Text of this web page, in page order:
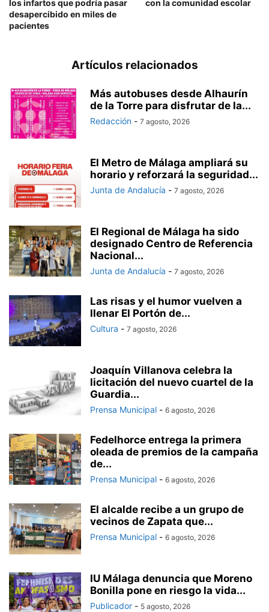
los infartos que podría pasar
desapercibido en miles de
pacientes
con la comunidad escolar
Artículos relacionados
Más autobuses desde Alhaurín
de la Torre para disfrutar de la...
Redacción - 7 agosto, 2026
El Metro de Málaga ampliará su
horario y reforzará la seguridad...
Junta de Andalucía - 7 agosto, 2026
El Regional de Málaga ha sido
designado Centro de Referencia
Nacional...
Junta de Andalucía - 7 agosto, 2026
Las risas y el humor vuelven a
llenar El Portón de...
Cultura - 7 agosto, 2026
Joaquín Villanova celebra la
licitación del nuevo cuartel de la
Guardia...
Prensa Municipal - 6 agosto, 2026
Fedelhorce entrega la primera
oleada de premios de la campaña
de...
Prensa Municipal - 6 agosto, 2026
El alcalde recibe a un grupo de
vecinos de Zapata que...
Prensa Municipal - 6 agosto, 2026
IU Málaga denuncia que Moreno
Bonilla pone en riesgo la vida...
Publicador - 5 agosto, 2026